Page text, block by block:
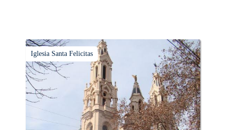
Iglesia Santa Felicitas